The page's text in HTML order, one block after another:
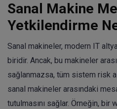
Sanal Makine
Yetkilendirme
Sanal makineler, modern IT
biridir. Ancak, bu makineler
sağlanmazsa, tüm sistem risk
sanal makineler arasındaki
tutulmasını sağlar. Örneğin, bir